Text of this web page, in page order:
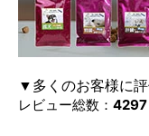
▼多くのお客様に